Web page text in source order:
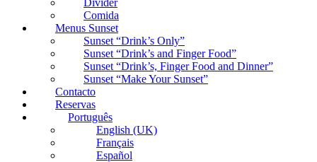
Comida
Menus Sunset
Sunset “Drink’s Only”
Sunset “Drink’s and Finger Food”
Sunset “Drink’s, Finger Food and Dinner”
Sunset “Make Your Sunset”
Contacto
Reservas
Português
English (UK)
Français
Español